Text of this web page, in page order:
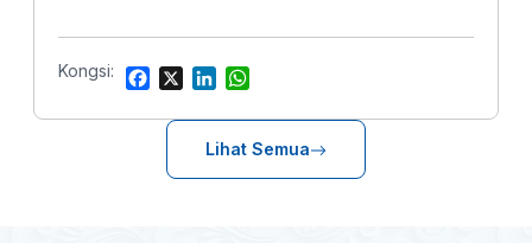
Kongsi:
F
c
X
n
k
e
a
t
s
Lihat Semua